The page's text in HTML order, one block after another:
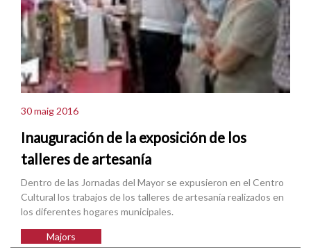
30 maig 2016
Inauguración de la exposición de los
talleres de artesanía
Dentro de las Jornadas del Mayor se expusieron en el Centro
Cultural los trabajos de los talleres de artesanía realizados en
los diferentes hogares municipales.
Majors